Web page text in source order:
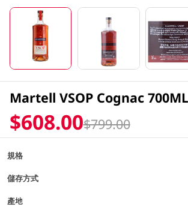
Martell VSOP Cognac 700ML
$608.00$799.00
規格
儲存方式
產地